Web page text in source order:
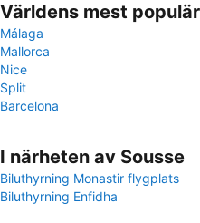
Världens mest
Málaga
Mallorca
Nice
Split
Barcelona
I närheten av Sousse
Biluthyrning Monastir flygplats
Biluthyrning Enfidha